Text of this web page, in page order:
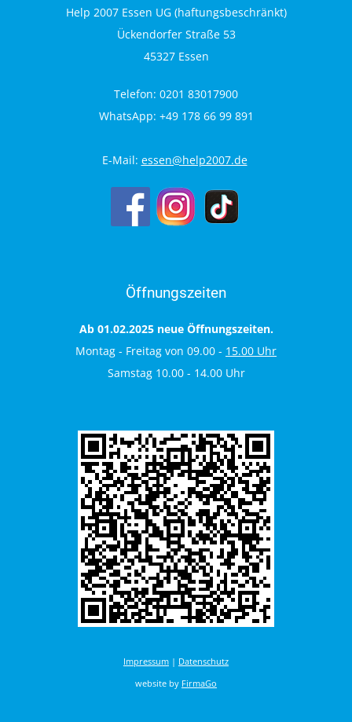
Help 2007 Essen UG (haftungsbeschränkt)
Ückendorfer Straße 53
45327 Essen
Telefon: 0201 83017900
WhatsApp: +49 178 66 99 891
E-Mail: essen@help2007.de
Öffnungszeiten
Ab 01.02.2025 neue Öffnungszeiten.
Montag - Freitag von 09.00 - 15.00 Uhr
Samstag 10.00 - 14.00 Uhr
Impressum | Datenschutz
website by FirmaGo